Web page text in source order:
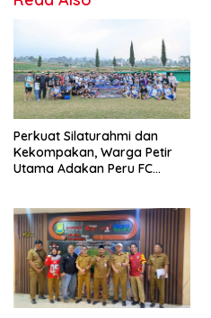
Perkuat Silaturahmi dan
Kekompakan, Warga Petir
Utama Adakan Peru FC